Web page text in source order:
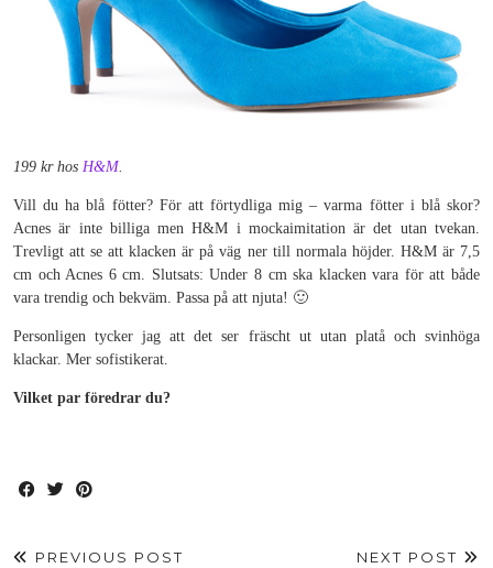
199 kr hos H&M.
Vill du ha blå fötter? För att förtydliga mig – varma fötter i blå skor?
Acnes är inte billiga men H&M i mockaimitation är det utan tvekan.
Trevligt att se att klacken är på väg ner till normala höjder. H&M är 7,5
cm och Acnes 6 cm. Slutsats: Under 8 cm ska klacken vara för att både
vara trendig och bekväm. Passa på att njuta! 🙂
Personligen tycker jag att det ser fräscht ut utan platå och svinhöga
klackar. Mer sofistikerat.
Vilket par föredrar du?
PREVIOUS POST
NEXT POST